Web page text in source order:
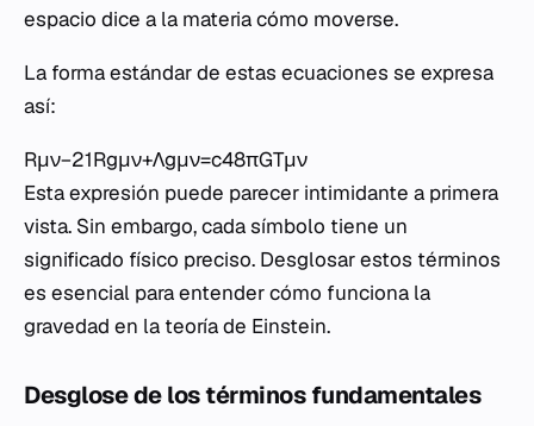
espacio dice a la materia cómo moverse.
La forma estándar de estas ecuaciones se expresa
así:
Rμν​−21​Rgμν​+Λgμν​=c48πG​Tμν​
Esta expresión puede parecer intimidante a primera
vista. Sin embargo, cada símbolo tiene un
significado físico preciso. Desglosar estos términos
es esencial para entender cómo funciona la
gravedad en la teoría de Einstein.
Desglose de los términos fundamentales